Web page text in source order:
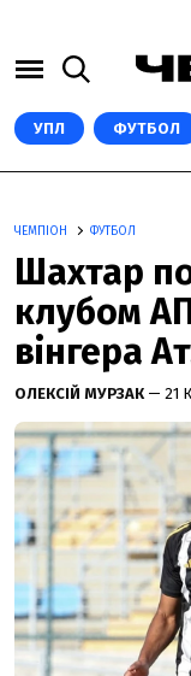
УПЛ ФУТБОЛ
ЧЕМПІОН ФУТБОЛ
Шахтар
клубом
вінгера
ОЛЕКСІЙ МУРЗАК — 21